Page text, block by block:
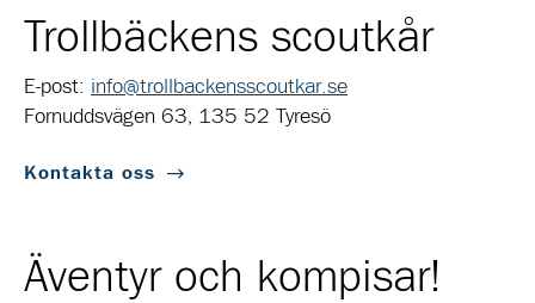
Trollbäckens scoutkår
E-post: info@trollbackensscoutkar.se
Fornuddsvägen 63, 135 52 Tyresö
Kontakta oss
Äventyr och kompisar!